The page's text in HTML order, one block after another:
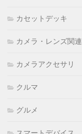
カセットデッキ
カメラ・レンズ関連
カメラアクセサリ
クルマ
グルメ